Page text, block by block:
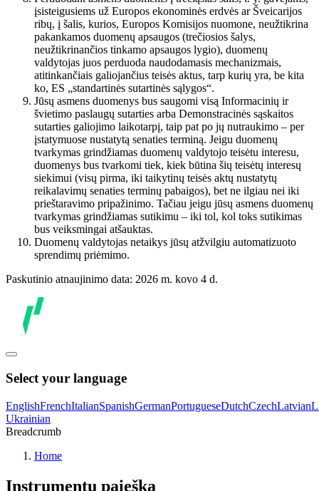
įsisteigusiems už Europos ekonominės erdvės ar Šveicarijos
ribų, į šalis, kurios, Europos Komisijos nuomone, neužtikrina
pakankamos duomenų apsaugos (trečiosios šalys,
neužtikrinančios tinkamo apsaugos lygio), duomenų
valdytojas juos perduoda naudodamasis mechanizmais,
atitinkančiais galiojančius teisės aktus, tarp kurių yra, be kita
ko, ES „standartinės sutartinės sąlygos“.
Jūsų asmens duomenys bus saugomi visą Informacinių ir
švietimo paslaugų sutarties arba Demonstracinės sąskaitos
sutarties galiojimo laikotarpį, taip pat po jų nutraukimo – per
įstatymuose nustatytą senaties terminą. Jeigu duomenų
tvarkymas grindžiamas duomenų valdytojo teisėtu interesu,
duomenys bus tvarkomi tiek, kiek būtina šių teisėtų interesų
siekimui (visų pirma, iki taikytinų teisės aktų nustatytų
reikalavimų senaties terminų pabaigos), bet ne ilgiau nei iki
prieštaravimo pripažinimo. Tačiau jeigu jūsų asmens duomenų
tvarkymas grindžiamas sutikimu – iki tol, kol toks sutikimas
bus veiksmingai atšauktas.
Duomenų valdytojas netaikys jūsų atžvilgiu automatizuoto
sprendimų priėmimo.
Paskutinio atnaujinimo data: 2026 m. kovo 4 d.
Select your language
EnglishFrenchItalianSpanishGermanPortugueseDutchCzechLatvian
Ukrainian
Breadcrumb
Home
Instrumentų paieška